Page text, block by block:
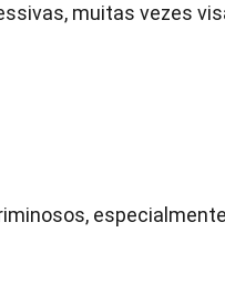
muitas vezes